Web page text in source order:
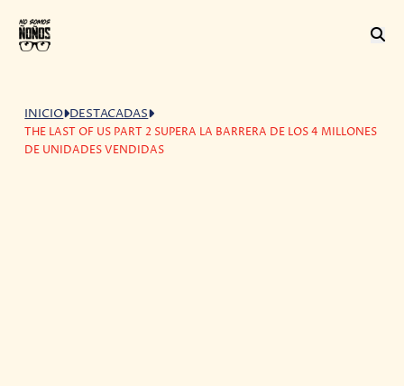
INICIO DESTACADAS
THE LAST OF US PART 2 SUPERA LA BARRERA DE LOS 4 MILLONES
DE UNIDADES VENDIDAS